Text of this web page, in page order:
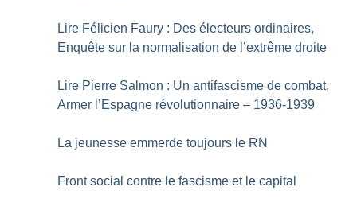
Lire Félicien Faury : Des électeurs ordinaires,
Enquête sur la normalisation de l’extrême droite
Lire Pierre Salmon : Un antifascisme de combat,
Armer l’Espagne révolutionnaire – 1936-1939
La jeunesse emmerde toujours le RN
Front social contre le fascisme et le capital